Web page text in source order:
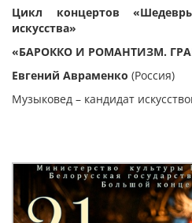
Цикл концертов
искусства»
«БАРОККО И РОМАНТИЗМ.
Евгений Авраменко (Россия)
Музыковед – кандидат